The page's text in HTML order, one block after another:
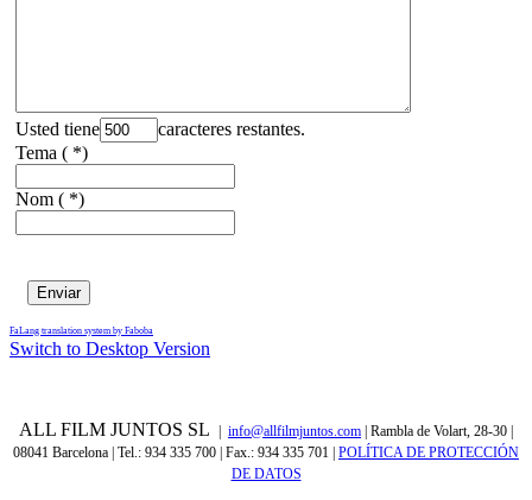
Usted tiene
caracteres restantes.
Tema ( *)
Nom ( *)
FaLang translation system by Faboba
Switch to Desktop Version
ALL FILM JUNTOS SL | info@allfilmjuntos.com | Rambla de Volart, 28-30 |
08041 Barcelona | Tel.: 934 335 700 | Fax.: 934 335 701 | POLÍTICA DE PROTECCIÓN
DE DATOS